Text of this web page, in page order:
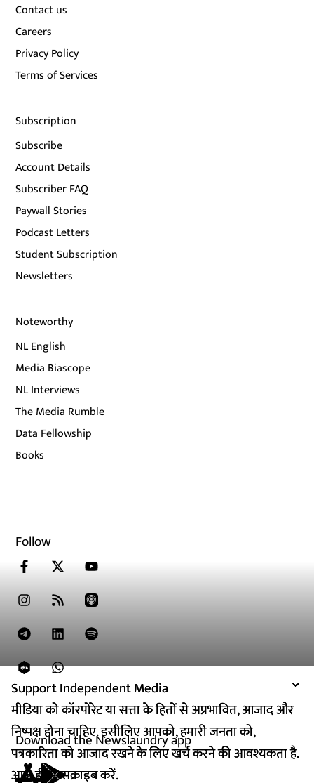
Support Independent Media
मीडिया को कॉरपोरेट या सत्ता के हितों से अप्रभावित, आजाद और
निष्पक्ष होना चाहिए. इसीलिए आपको, हमारी जनता को,
पत्रकारिता को आजाद रखने के लिए खर्च करने की आवश्यकता है.
आज ही सब्सक्राइब करें.
Support Independent Media
मीडिया को कॉरपोरेट या सत्ता के हितों से अप्रभावित, आजाद और
निष्पक्ष होना चाहिए. इसीलिए आपको, हमारी जनता को,
पत्रकारिता को आजाद रखने के लिए खर्च करने की आवश्यकता है.
आज ही सब्सक्राइब करें.
Contact us
Careers
Privacy Policy
Terms of Services
Subscription
Subscribe
Account Details
Subscriber FAQ
Paywall Stories
Podcast Letters
Student Subscription
Newsletters
Noteworthy
NL English
Media Biascope
NL Interviews
The Media Rumble
Data Fellowship
Books
Follow
Download the Newslaundry app